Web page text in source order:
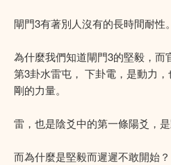
閘門3有著別人沒有的長時間耐性。
為什麼我們知道閘門3的堅毅，而
第3卦水雷屯， 下卦電，是動力
剛的力量。
雷，也是陰爻中的第一條陽爻，
而為什麼是堅毅而遲遲不敢開始